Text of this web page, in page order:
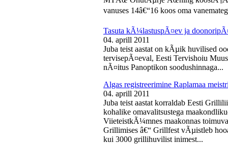
vanuses 14â€“16 koos oma
Tasuta kÃ¼lastuspÃ¤ev ja
04. aprill 2011
Juba teist aastat on kÃµik huvilised
tervisepÃ¤eval, Eesti Tervishoiu
nÃ¤itus Panoptikon soodushinnaga...
Algas registreerimine Raplamaa
04. aprill 2011
Juba teist aastat korraldab Eesti
kohalike omavalitsustega
ViieteistkÃ¼mnes maakonnas
Grillimises â€“ Grillfest vÃµistleb
kui 3000 grillihuvilist inimest...